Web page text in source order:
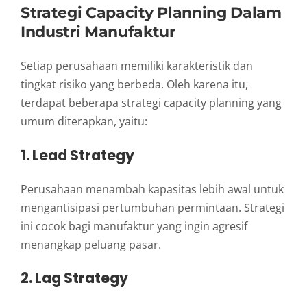
Strategi Capacity Planning Dalam
Industri Manufaktur
Setiap perusahaan memiliki karakteristik dan
tingkat risiko yang berbeda. Oleh karena itu,
terdapat beberapa strategi capacity planning yang
umum diterapkan, yaitu:
1. Lead Strategy
Perusahaan menambah kapasitas lebih awal untuk
mengantisipasi pertumbuhan permintaan. Strategi
ini cocok bagi manufaktur yang ingin agresif
menangkap peluang pasar.
2. Lag Strategy